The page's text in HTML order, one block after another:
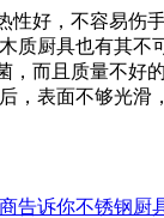
性好，不容易伤
质厨具也有其不
，而且质量不好
，表面不够光滑
告诉你不锈钢厨